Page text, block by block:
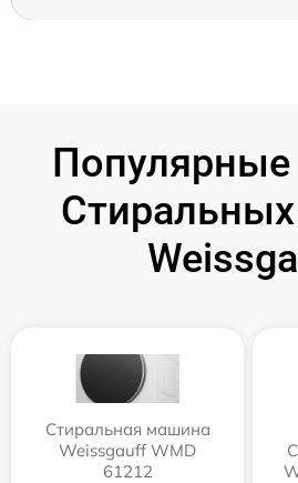
Стиральная машина
Weissgauff WMD
61212